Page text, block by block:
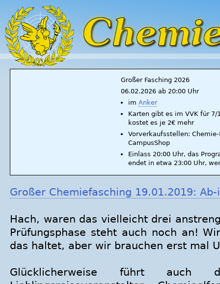
Großer Fasching 2026
06.02.2026 ab 20:00 Uhr
im Anker
Karten gibt es im VVK für 7/
kostet es je 2€ mehr
Vorverkaufsstellen:
CampusShop
Einlass 20:00 Uhr, das
endet in etwa 23:00 Uhr,
Großer Chemiefasching 19.01.2019:
Hach, waren das vielleicht drei
Prüfungsphase steht auch noch an!
das haltet, aber wir brauchen erst mal
Glücklicherweise führt auch